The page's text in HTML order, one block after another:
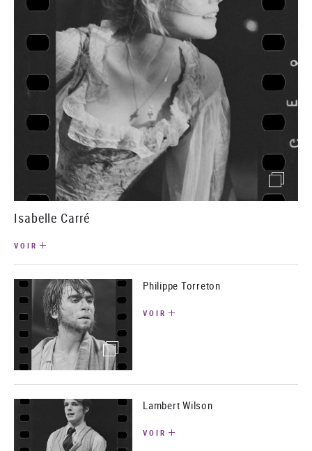
()image
Isabelle Carré
VOIR
(image)
Philippe Torreton
VOIR
Lambert Wilson
VOIR